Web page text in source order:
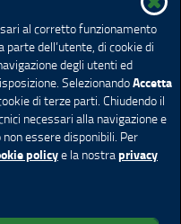
al corretto funzionamento
dell’utente, di cookie di
degli utenti ed
SelezionandoAccetta
di terze parti. Chiudendo il
necessari alla navigazione e
essere disponibili. Per
policye la nostraprivacy
Bando
Feed Rss
Avvisi
Accessibilità
riservati - C.F.